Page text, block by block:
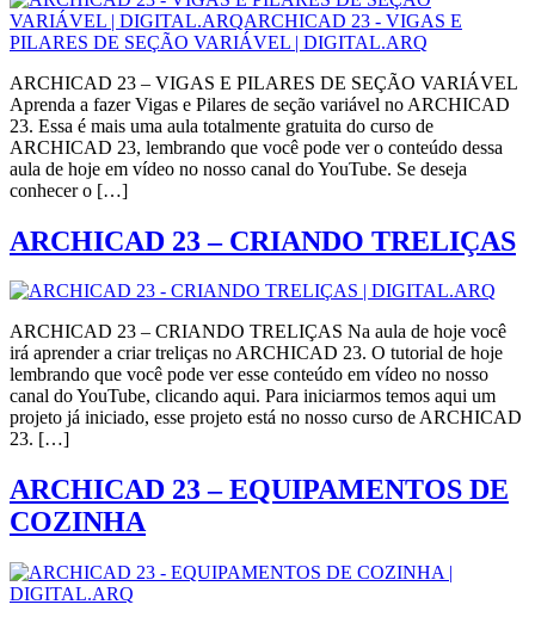
ARCHICAD 23 – VIGAS E PILARES DE SEÇÃO VARIÁVEL
Aprenda a fazer Vigas e Pilares de seção variável no ARCHICAD
23. Essa é mais uma aula totalmente gratuita do curso de
ARCHICAD 23, lembrando que você pode ver o conteúdo dessa
aula de hoje em vídeo no nosso canal do YouTube. Se deseja
conhecer o […]
ARCHICAD 23 – CRIANDO TRELIÇAS
ARCHICAD 23 – CRIANDO TRELIÇAS Na aula de hoje você
irá aprender a criar treliças no ARCHICAD 23. O tutorial de hoje
lembrando que você pode ver esse conteúdo em vídeo no nosso
canal do YouTube, clicando aqui. Para iniciarmos temos aqui um
projeto já iniciado, esse projeto está no nosso curso de ARCHICAD
23. […]
ARCHICAD 23 – EQUIPAMENTOS DE
COZINHA